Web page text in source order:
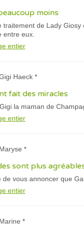
moins
traitement de Lady
entre eux.
entier
Haeck *
fait des miracles
la maman de
entier
*
sont plus
de vous annoncer que
entier
*